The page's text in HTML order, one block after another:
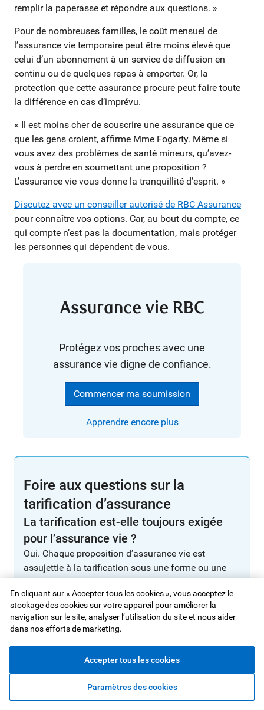
remplir la paperasse et répondre aux questions. »
Pour de nombreuses familles, le coût mensuel de
l’assurance vie temporaire peut être moins élevé que
celui d’un abonnement à un service de diffusion en
continu ou de quelques repas à emporter. Or, la
protection que cette assurance procure peut faire toute
la différence en cas d’imprévu.
« Il est moins cher de souscrire une assurance que ce
que les gens croient, affirme Mme Fogarty. Même si
vous avez des problèmes de santé mineurs, qu’avez-
vous à perdre en soumettant une proposition ?
L’assurance vie vous donne la tranquillité d’esprit. »
Discutez avec un conseiller autorisé de RBC Assurance
pour connaître vos options. Car, au bout du compte, ce
qui compte n’est pas la documentation, mais protéger
les personnes qui dépendent de vous.
Assurance vie RBC
Protégez vos proches avec une
assurance vie digne de confiance.
Commencer ma soumission
Apprendre encore plus
Foire aux questions sur la
tarification d’assurance
La tarification est-elle toujours exigée
pour l’assurance vie ?
Oui. Chaque proposition d’assurance vie est
assujettie à la tarification sous une forme ou une
autre. Pour un grand nombre de dossiers, des outils
automatisés et des modèles prédictifs sont
maintenant utilisés au cours du processus
d’examen, ce qui peut accélérer la prise de décisions
renseignements médicaux ou de documents
En cliquant sur « Accepter tous les cookies », vous acceptez le
stockage des cookies sur votre appareil pour améliorer la
navigation sur le site, analyser l’utilisation du site et nous aider
dans nos efforts de marketing.
Accepter tous les cookies
Paramètres des cookies